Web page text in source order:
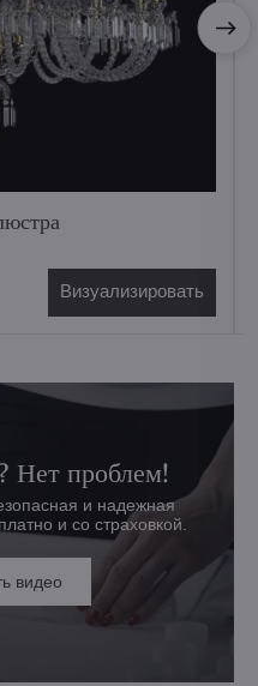
Визуализировать
Нет проблем!
и надежная
и со страховкой.
видео